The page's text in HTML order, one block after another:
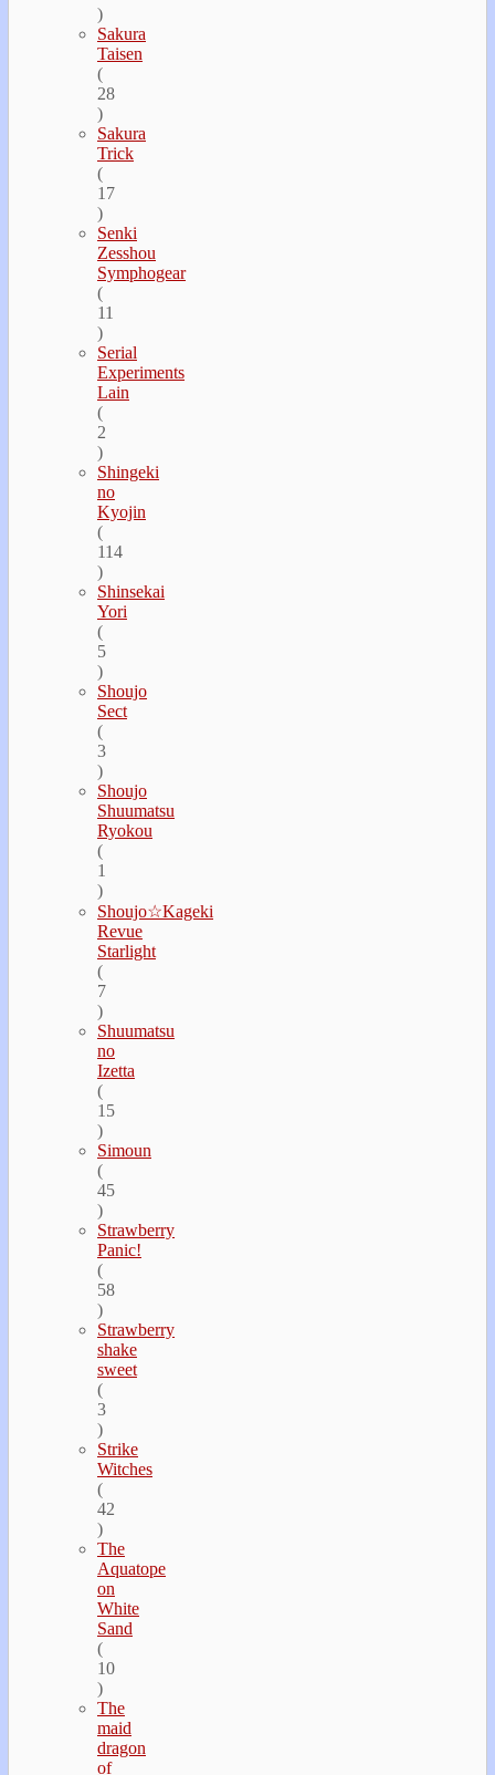
)
Sakura
Taisen
(
28
)
Sakura
Trick
(
17
)
Senki
Zesshou
Symphogear
(
11
)
Serial
Experiments
Lain
(
2
)
Shingeki
no
Kyojin
(
114
)
Shinsekai
Yori
(
5
)
Shoujo
Sect
(
3
)
Shoujo
Shuumatsu
Ryokou
(
1
)
Shoujo☆Kageki
Revue
Starlight
(
7
)
Shuumatsu
no
Izetta
(
15
)
Simoun
(
45
)
Strawberry
Panic!
(
58
)
Strawberry
shake
sweet
(
3
)
Strike
Witches
(
42
)
The
Aquatope
on
White
Sand
(
10
)
The
maid
dragon
of